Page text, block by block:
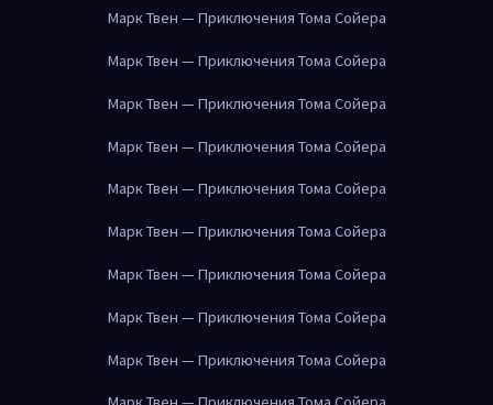
Марк Твен — Приключения Тома Сойера
Марк Твен — Приключения Тома Сойера
Марк Твен — Приключения Тома Сойера
Марк Твен — Приключения Тома Сойера
Марк Твен — Приключения Тома Сойера
Марк Твен — Приключения Тома Сойера
Марк Твен — Приключения Тома Сойера
Марк Твен — Приключения Тома Сойера
Марк Твен — Приключения Тома Сойера